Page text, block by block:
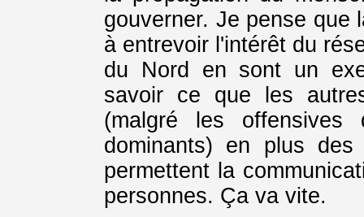
gouverner. Je pense que
à entrevoir l'intérêt du
du Nord en sont un
savoir ce que les
(malgré les offensives
dominants) en plus
permettent la
personnes. Ça va vite.